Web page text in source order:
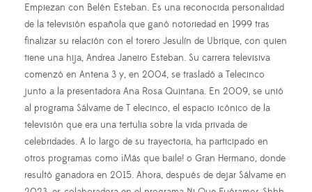
Empiezan con Belén Esteban. Es una reconocida personalidad
de la televisión española que ganó notoriedad en 1999 tras
finalizar su relación con el torero Jesulín de Ubrique, con quien
tiene una hija, Andrea Janeiro Esteban. Su carrera televisiva
comenzó en Antena 3 y, en 2004, se trasladó a Telecinco
junto a la presentadora Ana Rosa Quintana. En 2009, se unió
al programa Sálvame de T elecinco, el espacio icónico de la
televisión que era una tertulia sobre la vida privada de
celebridades. A lo largo de su trayectoria, ha participado en
otros programas como ¡Más que baile! o Gran Hermano, donde
resultó ganadora en 2015. Ahora, después de dejar Sálvame en